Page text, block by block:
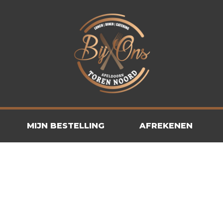
MIJN BESTELLING AFREKENEN